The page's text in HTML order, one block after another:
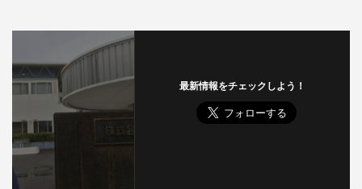
最新情報をチェックしよう！